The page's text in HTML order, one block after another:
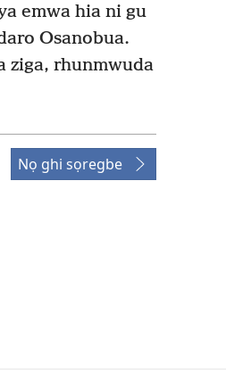
emwa hia ni gu
Osanobua.
ziga, rhunmwuda
Nọ ghi sọregbe